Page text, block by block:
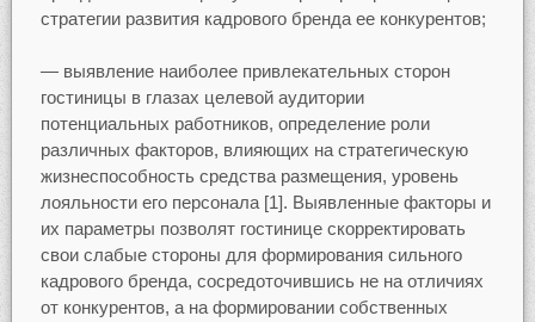
стратегии развития кадрового бренда ее конкурентов;
— выявление наиболее привлекательных сторон
гостиницы в глазах целевой аудитории
потенциальных работников, определение роли
различных факторов, влияющих на стратегическую
жизнеспособность средства размещения, уровень
лояльности его персонала [1]. Выявленные факторы и
их параметры позволят гостинице скорректировать
свои слабые стороны для формирования сильного
кадрового бренда, сосредоточившись не на отличиях
от конкурентов, а на формировании собственных